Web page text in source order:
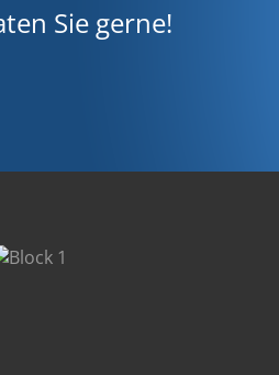
Sie gerne!